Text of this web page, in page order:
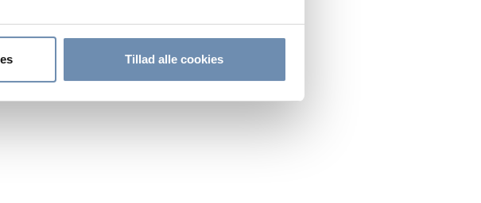
Tillad alle cookies